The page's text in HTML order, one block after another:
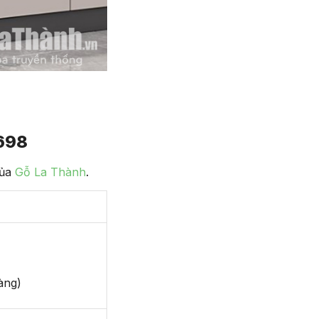
Gỗ La Thành.